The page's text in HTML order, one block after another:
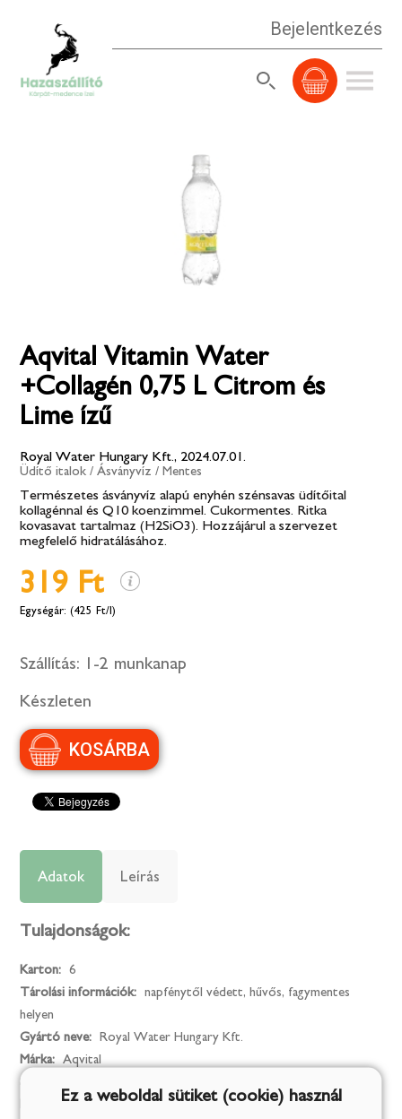
Bejelentkezés
Aqvital Vitamin Water
+Collagén 0,75 L Citrom és
Lime ízű
Royal Water Hungary Kft., 2024.07.01.
Üdítő italok / Ásványvíz / Mentes
Természetes ásványvíz alapú enyhén szénsavas üdítőital
kollagénnal és Q10 koenzimmel. Cukormentes. Ritka
kovasavat tartalmaz (H2SiO3). Hozzájárul a szervezet
megfelelő hidratálásához.
319 Ft
(425 Ft/l)
Szállítás: 1-2 munkanap
Készleten
Adatok Leírás
Tulajdonságok:
Karton:
6
Tárolási információk:
napfénytől védett, hűvős, fagymentes
helyen
Gyártó neve:
Royal Water Hungary Kft.
Márka:
Aqvital
Kiszerelési egység: l
Ez a weboldal sütiket (cookie) használ